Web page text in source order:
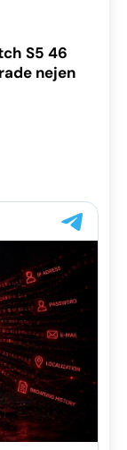
S5 46
nejen